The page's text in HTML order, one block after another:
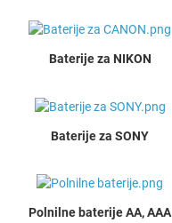
Baterije za NIKON
Baterije za SONY
Polnilne baterije AA, AAA